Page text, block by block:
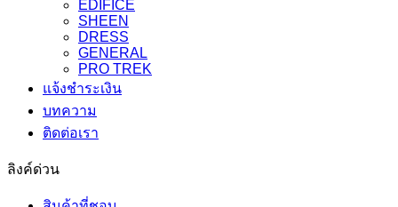
EDIFICE
SHEEN
DRESS
GENERAL
PRO TREK
แจ้งชำระเงิน
บทความ
ติดต่อเรา
ลิงค์ด่วน